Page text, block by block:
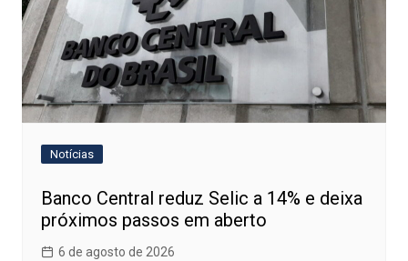
Notícias
Banco Central reduz Selic a 14% e deixa
próximos passos em aberto
6 de agosto de 2026